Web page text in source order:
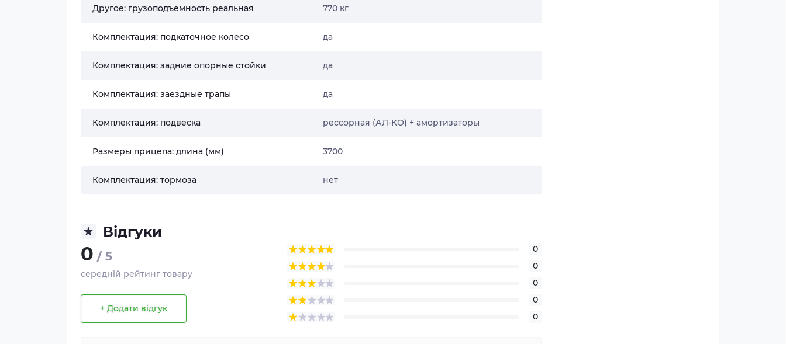
Другое: грузоподъёмность реальная 770 кг
Комплектация: подкаточное колесо да
Комплектация: задние опорные стойки да
Комплектация: заездные трапы да
Комплектация: подвеска рессорная (АЛ-КО) + амортизаторы
Размеры прицепа: длина (мм) 3700
Комплектация: тормоза нет
Відгуки
0 / 5
середній рейтинг товару
+ Додати відгук
0
0
0
0
0